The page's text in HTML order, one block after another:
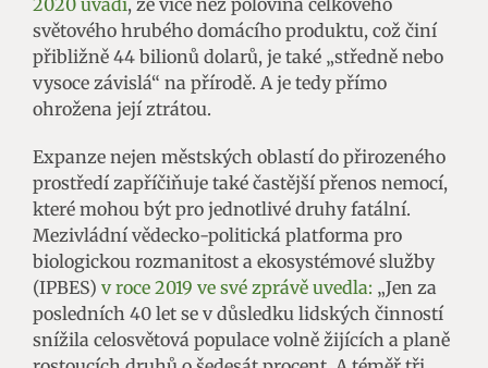
světového hrubého domácího produktu, což činí
přibližně 44 bilionů dolarů, je také „středně nebo
vysoce závislá“ na přírodě. A je tedy přímo
ohrožena její ztrátou.
Expanze nejen městských oblastí do přirozeného
prostředí zapříčiňuje také častější přenos nemocí,
které mohou být pro jednotlivé druhy fatální.
Mezivládní vědecko-politická platforma pro
biologickou rozmanitost a ekosystémové služby
(IPBES) v roce 2019 ve své zprávě uvedla: „Jen za
posledních 40 let se v důsledku lidských činností
snížila celosvětová populace volně žijících a planě